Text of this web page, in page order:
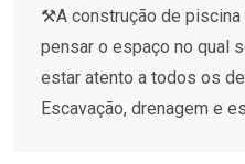
⚒A construção de piscina
pensar o espaço no qual
estar atento a todos os
Escavação, drenagem e